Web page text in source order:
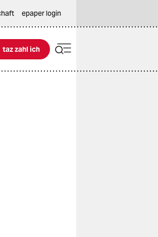
epaper login
ich
taz zahl ich